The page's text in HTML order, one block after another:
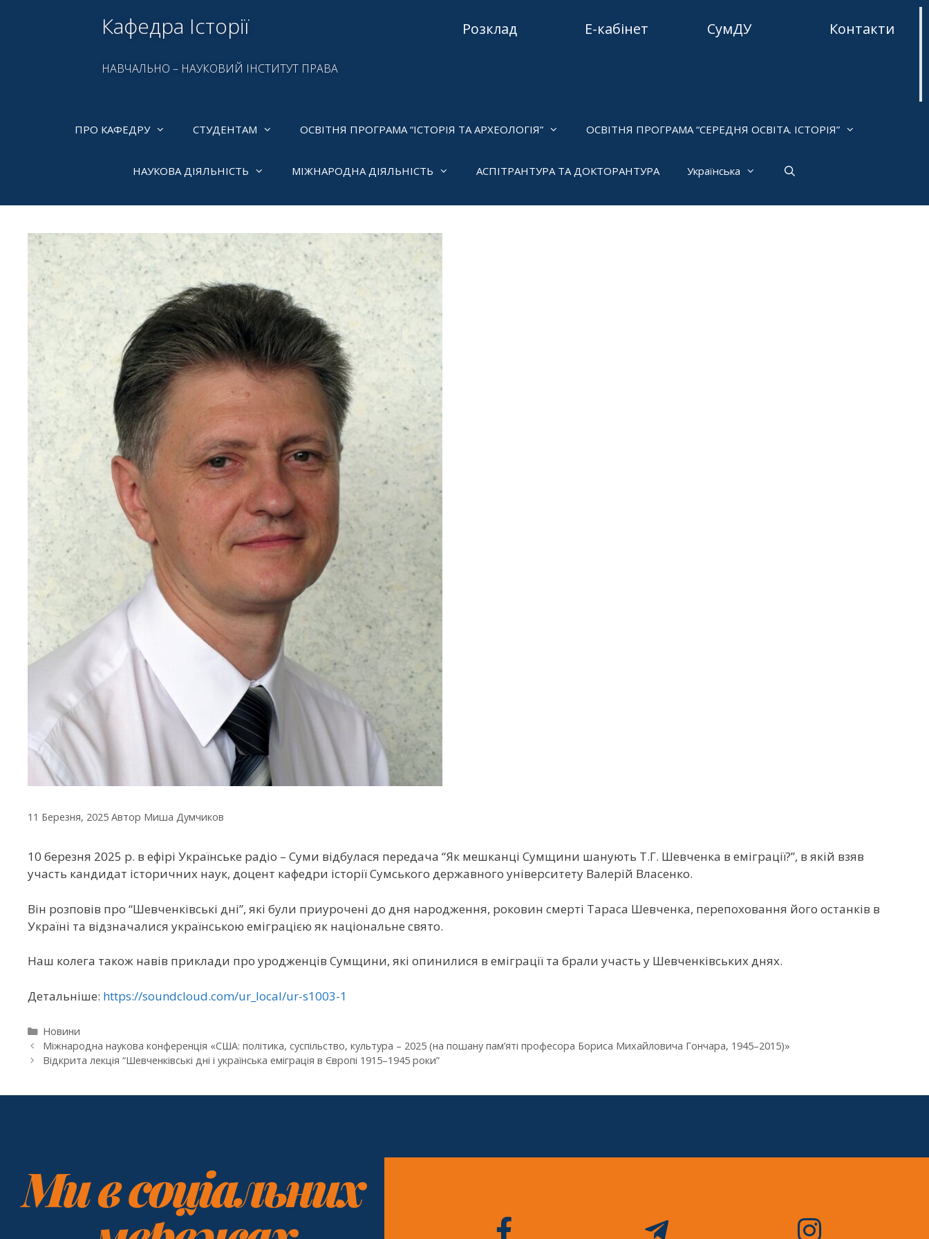
Кафедра Історії
НАВЧАЛЬНО – НАУКОВИЙ ІНСТИТУТ ПРАВА
Розклад Е-кабінет СумДУ Контакти
ПРО КАФЕДРУ СТУДЕНТАМ ОСВІТНЯ ПРОГРАМА “ІСТОРІЯ ТА АРХЕОЛОГІЯ” ОСВІТНЯ ПРОГРАМА “СЕРЕДНЯ ОСВІТА. ІСТОРІЯ”
НАУКОВА ДІЯЛЬНІСТЬ МІЖНАРОДНА ДІЯЛЬНІСТЬ АСПІТРАНТУРА ТА ДОКТОРАНТУРА Українська
11 Березня, 2025 Автор Миша Думчиков
10 березня 2025 р. в ефірі Українське радіо – Суми відбулася передача “Як мешканці Сумщини шанують Т.Г. Шевченка в еміграції?”, в якій взяв
участь кандидат історичних наук, доцент кафедри історії Сумського державного університету Валерій Власенко.
Він розповів про “Шевченківські дні”, які були приурочені до дня народження, роковин смерті Тараса Шевченка, перепоховання його останків в
Україні та відзначалися українською еміграцією як національне свято.
Наш колега також навів приклади про уродженців Сумщини, які опинилися в еміграції та брали участь у Шевченківських днях.
Детальніше: https://soundcloud.com/ur_local/ur-s1003-1
Новини
Міжнародна наукова конференція «США: політика, суспільство, культура – 2025 (на пошану пам’яті професора Бориса Михайловича Гончара, 1945–2015)»
Відкрита лекція “Шевченківські дні і українська еміграція в Європі 1915–1945 роки”
Ми в соціальних